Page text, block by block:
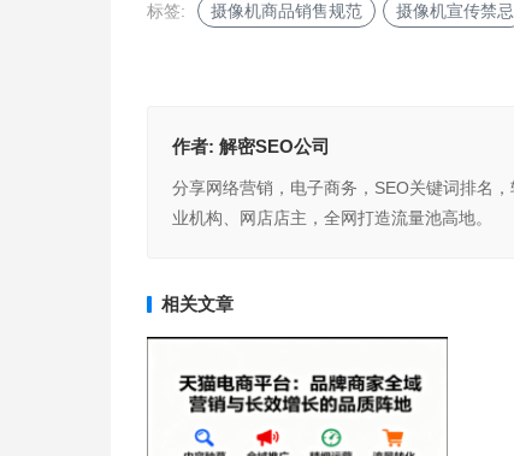
标签: 摄像机商品销售规范 摄像机宣传禁忌
作者: 解密SEO公司
分享网络营销，电子商务，SEO关键词排名
业机构、网店店主，全网打造流量池高地。
相关文章